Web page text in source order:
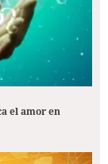
el amor en